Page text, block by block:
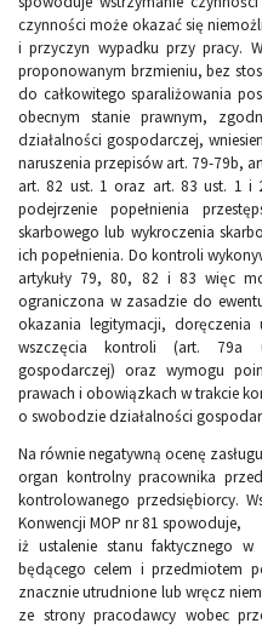
czynności może okazać się
i przyczyn wypadku przy pracy.
proponowanym brzmieniu, bez
do całkowitego sparaliżowania
obecnym stanie prawnym,
działalności gospodarczej,
naruszenia przepisów art. 79-79b,
art. 82 ust. 1 oraz art. 83 ust. 1 i
podejrzenie popełnienia
skarbowego lub wykroczenia
ich popełnienia. Do kontroli
artykuły 79, 80, 82 i 83 więc
ograniczona w zasadzie do
okazania legitymacji,
wszczęcia kontroli (art. 79a
gospodarczej) oraz wymogu
prawach i obowiązkach w trakcie
o swobodzie działalności
Na równie negatywną ocenę
organ kontrolny pracownika
kontrolowanego przedsiębiorcy.
Konwencji MOP nr 81 spowoduje,
iż ustalenie stanu faktycznego w
będącego celem i przedmiotem
znacznie utrudnione lub wręcz
ze strony pracodawcy wobec